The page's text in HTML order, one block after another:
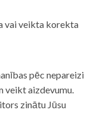
vai veikta korekta
pēc nepareizi
veikt aizdevumu.
zinātu Jūsu